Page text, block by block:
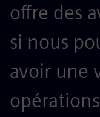
offre des
si nous
avoir une